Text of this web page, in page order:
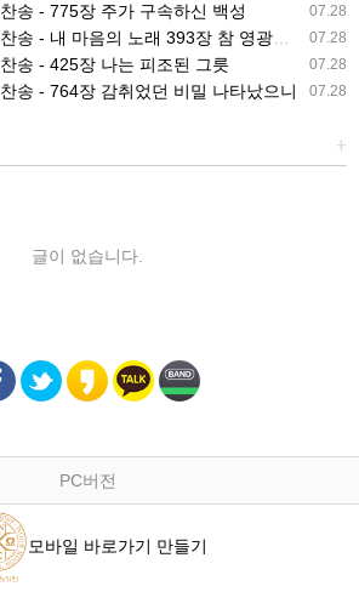
07.28
송 - 775장 주가 구속하신 백성
07.28
내 마음의 노래 393장 참 영광스런 우리 왕
07.28
송 - 425장 나는 피조된 그릇
07.28
송 - 764장 감취었던 비밀 나타났으니
+
글이 없습니다.
PC버전
모바일 바로가기 만들기